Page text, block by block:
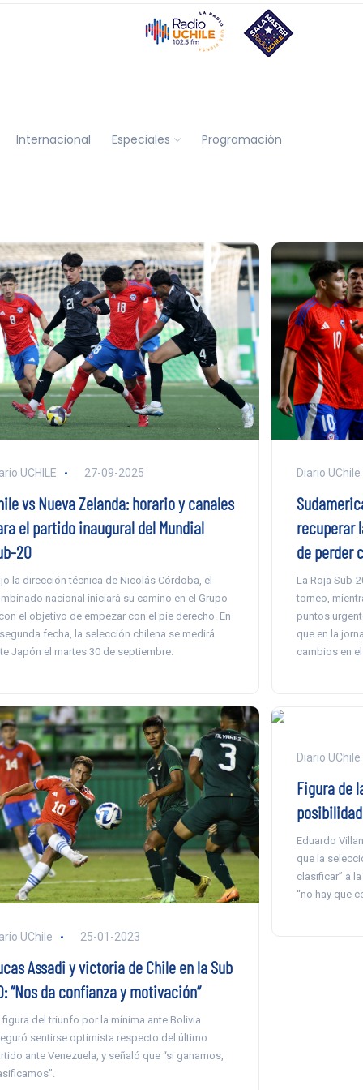
Internacional Especiales Programación
UCHILE 27-09-2025
vs Nueva Zelanda: horario y canales
el partido inaugural del Mundial
20
la dirección técnica de Nicolás Córdoba, el
nacional iniciará su camino en el Grupo
el objetivo de empezar con el pie derecho. En
fecha, la selección chilena se medirá
Japón el martes 30 de septiembre.
Diario UChile
recuperar
de perder
La Roja Sub-
torneo,
puntos
que en la
cambios en
UChile 25-01-2023
Assadi y victoria de Chile en la Sub
“Nos da confianza y motivación”
figura del triunfo por la mínima ante Bolivia
sentirse optimista respecto del último
ante Venezuela, y señaló que “si ganamos,
Diario UChile
Figura de
Eduardo
que la
clasificar” a
“no hay que